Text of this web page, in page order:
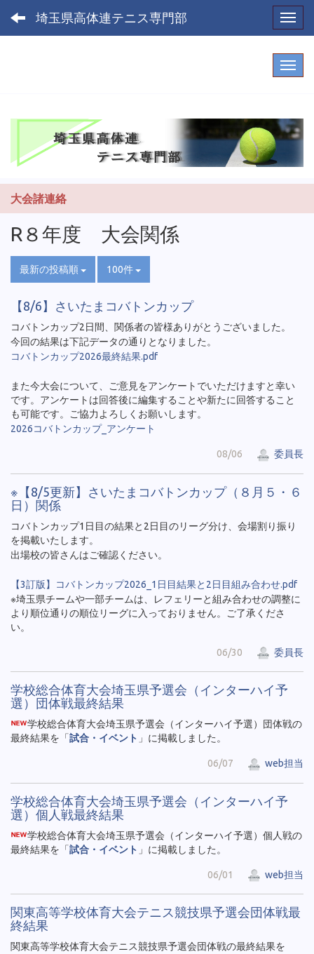
埼玉県高体連テニス専門部
大会諸連絡
R８年度 大会関係
最新の投稿順 100件
【8/6】さいたまコバトンカップ
コバトンカップ2日間、関係者の皆様ありがとうございました。
今回の結果は下記データの通りとなりました。
コバトンカップ2026最終結果.pdf
また今大会について、ご意見をアンケートでいただけますと幸い
です。アンケートは回答後に編集することや新たに回答すること
も可能です。ご協力よろしくお願いします。
2026コバトンカップ_アンケート
08/06 委員長
※【8/5更新】さいたまコバトンカップ（８月５・６
日）関係
コバトンカップ1日目の結果と2日目のリーグ分け、会場割り振り
を掲載いたします。
出場校の皆さんはご確認ください。
【3訂版】コバトンカップ2026_1日目結果と2日目組み合わせ.pdf
※埼玉県チームや一部チームは、レフェリーと組み合わせの調整に
より順位通りの順位リーグに入っておりません。ご了承くださ
い。
06/30 委員長
学校総合体育大会埼玉県予選会（インターハイ予
選）団体戦最終結果
学校総合体育大会埼玉県予選会（インターハイ予選）団体戦の
最終結果を「試合・イベント 」に掲載しました。
06/07 web担当
学校総合体育大会埼玉県予選会（インターハイ予
選）個人戦最終結果
学校総合体育大会埼玉県予選会（インターハイ予選）個人戦の
最終結果を「試合・イベント 」に掲載しました。
06/01 web担当
関東高等学校体育大会テニス競技県予選会団体戦最
終結果
関東高等学校体育大会テニス競技県予選会団体戦の最終結果を